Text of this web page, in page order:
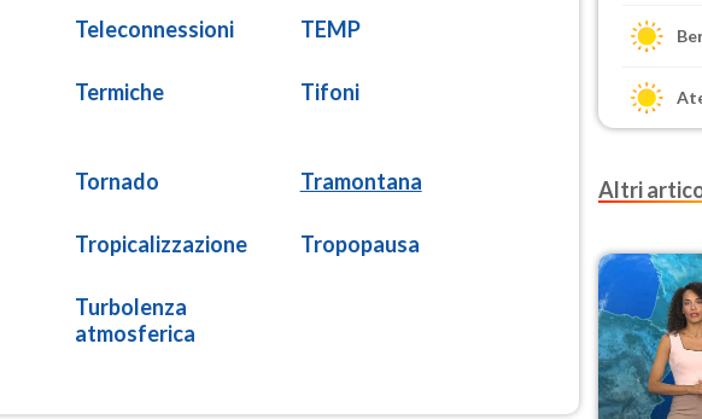
Teleconnessioni TEMP
Termiche Tifoni
Tornado Tramontana
Tropicalizzazione Tropopausa
Turbolenza
atmosferica
Altri